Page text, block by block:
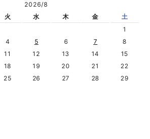
2026/8
火 水 木 金
土
1
4 5 6 7
8
11 12 13 14
15
18 19 20 21
22
25 26 27 28
29